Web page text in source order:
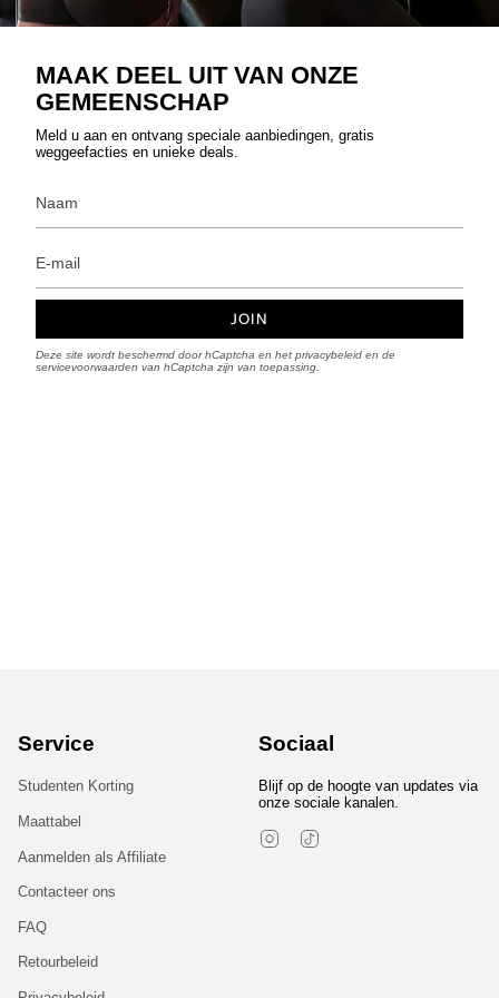
MAAK DEEL UIT VAN ONZE
GEMEENSCHAP
Meld u aan en ontvang speciale aanbiedingen, gratis
weggeefacties en unieke deals.
JOIN
Deze site wordt beschermd door hCaptcha en het privacybeleid en de
servicevoorwaarden van hCaptcha zijn van toepassing.
Service
Studenten Korting
Maattabel
Aanmelden als Affiliate
Contacteer ons
FAQ
Retourbeleid
Sociaal
Blijf op de hoogte van updates via
onze sociale kanalen.
Instagram